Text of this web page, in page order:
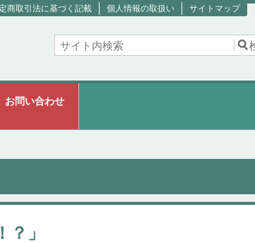
サイトマップ
個人情報の取扱い
商取引法に基づく記載
お問い合わせ
」